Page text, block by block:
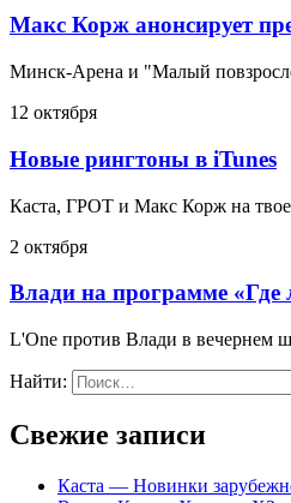
Макс Корж анонсирует
Минск-Арена и "Малый
12 октября
Новые рингтоны в iTunes
Каста, ГРОТ и Макс Корж на
2 октября
Влади на программе «Где
L'One против Влади в вечернем
Найти:
Свежие записи
Каста — Новинки